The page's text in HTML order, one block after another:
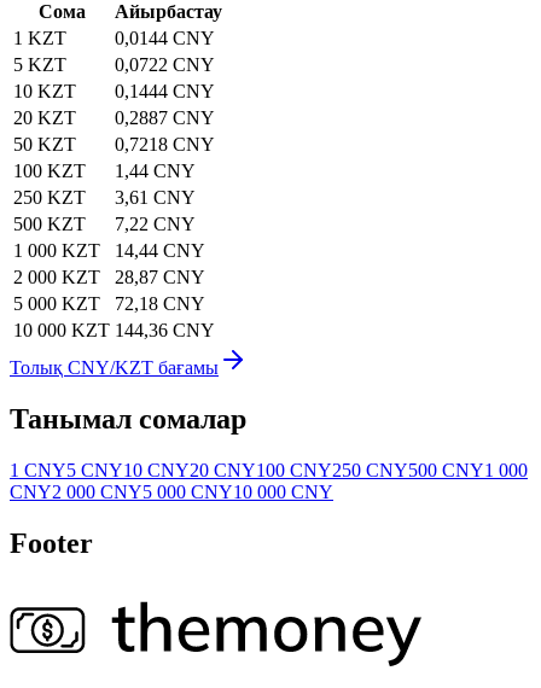
Сома
Айырбастау
1 KZT
0,0144 CNY
5 KZT
0,0722 CNY
10 KZT
0,1444 CNY
20 KZT
0,2887 CNY
50 KZT
0,7218 CNY
100 KZT
1,44 CNY
250 KZT
3,61 CNY
500 KZT
7,22 CNY
1 000 KZT
14,44 CNY
2 000 KZT
28,87 CNY
5 000 KZT
72,18 CNY
10 000 KZT 144,36 CNY
Толық CNY/KZT бағамы
Танымал сомалар
1 CNY5 CNY10 CNY20 CNY100 CNY250 CNY500 CNY1 000
CNY2 000 CNY5 000 CNY10 000 CNY
Footer